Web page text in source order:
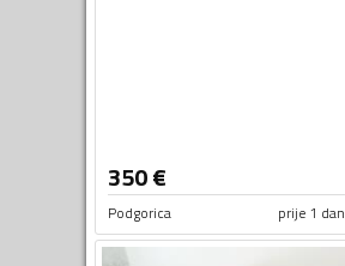
350€
Podgorica prije 1 dan